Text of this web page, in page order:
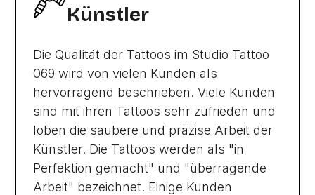
Künstler
Die Qualität der Tattoos im Studio Tattoo
069 wird von vielen Kunden als
hervorragend beschrieben. Viele Kunden
sind mit ihren Tattoos sehr zufrieden und
loben die saubere und präzise Arbeit der
Künstler. Die Tattoos werden als "in
Perfektion gemacht" und "überragende
Arbeit" bezeichnet. Einige Kunden